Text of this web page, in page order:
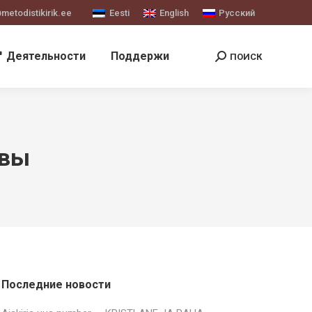
Eesti English Русский
Деятельности Поддержи Поиск:
ПОИСК
Последние новости